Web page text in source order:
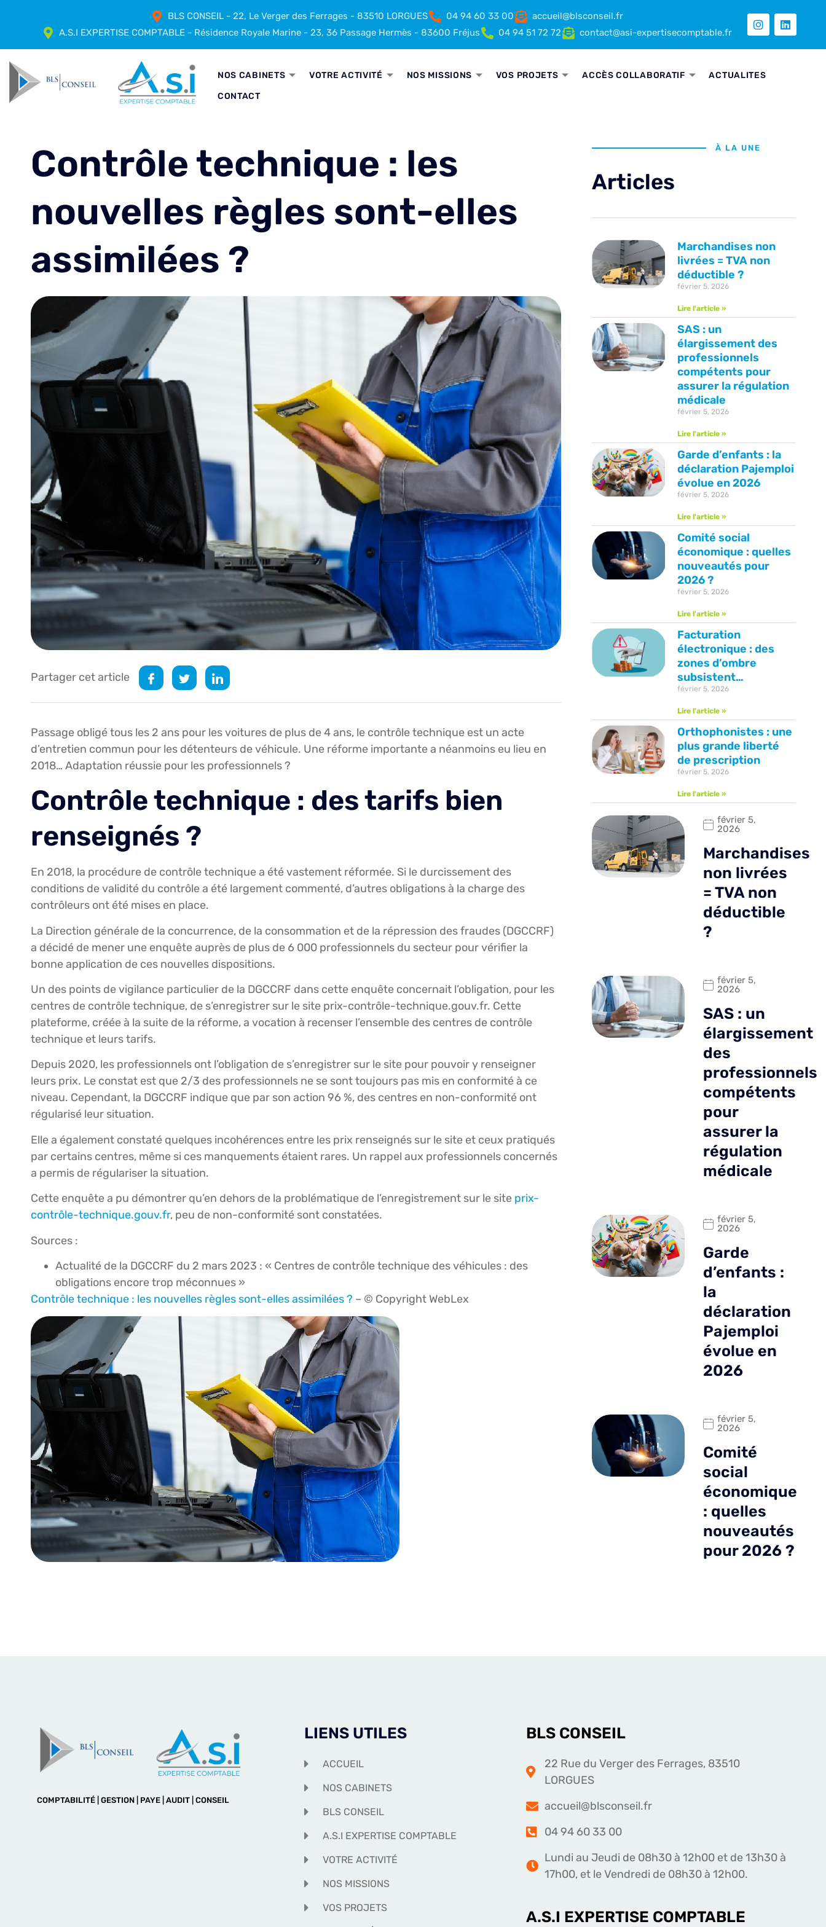
BLS CONSEIL - 22, Le Verger des Ferrages - 83510 LORGUES 04 94 60 33 00
accueil@blsconseil.fr
A.S.I EXPERTISE COMPTABLE - Résidence Royale Marine - 23, 36 Passage Hermès - 83600 Fréjus
04 94 51 72 72 contact@asi-expertisecomptable.fr
NOS CABINETS VOTRE ACTIVITÉ NOS MISSIONS VOS PROJETS ACCÈS COLLABORATIF
ACTUALITES
CONTACT
Contrôle technique : les
nouvelles règles sont-elles
assimilées ?
Partager cet article
Passage obligé tous les 2 ans pour les voitures de plus de 4 ans, le contrôle technique est un acte
d’entretien commun pour les détenteurs de véhicule. Une réforme importante a néanmoins eu lieu en
2018… Adaptation réussie pour les professionnels ?
Contrôle technique : des tarifs bien
renseignés ?
En 2018, la procédure de contrôle technique a été vastement réformée. Si le durcissement des
conditions de validité du contrôle a été largement commenté, d’autres obligations à la charge des
contrôleurs ont été mises en place.
La Direction générale de la concurrence, de la consommation et de la répression des fraudes (DGCCRF)
a décidé de mener une enquête auprès de plus de 6 000 professionnels du secteur pour vérifier la
bonne application de ces nouvelles dispositions.
Un des points de vigilance particulier de la DGCCRF dans cette enquête concernait l’obligation, pour les
centres de contrôle technique, de s’enregistrer sur le site prix-contrôle-technique.gouv.fr. Cette
plateforme, créée à la suite de la réforme, a vocation à recenser l’ensemble des centres de contrôle
technique et leurs tarifs.
Depuis 2020, les professionnels ont l’obligation de s’enregistrer sur le site pour pouvoir y renseigner
leurs prix. Le constat est que 2/3 des professionnels ne se sont toujours pas mis en conformité à ce
niveau. Cependant, la DGCCRF indique que par son action 96 %, des centres en non-conformité ont
régularisé leur situation.
Elle a également constaté quelques incohérences entre les prix renseignés sur le site et ceux pratiqués
par certains centres, même si ces manquements étaient rares. Un rappel aux professionnels concernés
a permis de régulariser la situation.
Cette enquête a pu démontrer qu’en dehors de la problématique de l’enregistrement sur le site prix-
contrôle-technique.gouv.fr, peu de non-conformité sont constatées.
Sources :
Actualité de la DGCCRF du 2 mars 2023 : « Centres de contrôle technique des véhicules : des
obligations encore trop méconnues »
Contrôle technique : les nouvelles règles sont-elles assimilées ? – © Copyright WebLex
À LA UNE
Articles
Marchandises non
livrées = TVA non
déductible ?
février 5, 2026
Lire l'article »
SAS : un
élargissement des
professionnels
compétents pour
assurer la régulation
médicale
février 5, 2026
Lire l'article »
Garde d’enfants : la
déclaration Pajemploi
évolue en 2026
février 5, 2026
Lire l'article »
Comité social
économique : quelles
nouveautés pour
2026 ?
février 5, 2026
Lire l'article »
Facturation
électronique : des
zones d’ombre
subsistent…
février 5, 2026
Lire l'article »
Orthophonistes : une
plus grande liberté
de prescription
février 5, 2026
Lire l'article »
février 5,
2026
Marchandises
non livrées
= TVA non
déductible
?
février 5,
2026
SAS : un
élargissement
des
professionnels
compétents
pour
assurer la
régulation
médicale
février 5,
2026
Garde
d’enfants :
la
déclaration
Pajemploi
évolue en
2026
février 5,
2026
Comité
social
économique
: quelles
nouveautés
pour 2026 ?
COMPTABILITÉ | GESTION | PAYE | AUDIT | CONSEIL
LIENS UTILES
ACCUEIL
NOS CABINETS
BLS CONSEIL
A.S.I EXPERTISE COMPTABLE
VOTRE ACTIVITÉ
NOS MISSIONS
VOS PROJETS
BLS CONSEIL
22 Rue du Verger des Ferrages, 83510
LORGUES
accueil@blsconseil.fr
04 94 60 33 00
Lundi au Jeudi de 08h30 à 12h00 et de 13h30 à
17h00, et le Vendredi de 08h30 à 12h00.
A.S.I EXPERTISE COMPTABLE